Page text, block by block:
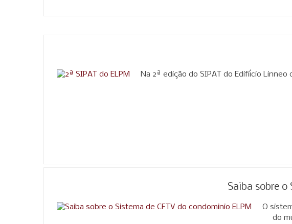
Na 2ª edição do SIPAT do Edifiício
Saiba sobre o
O
do